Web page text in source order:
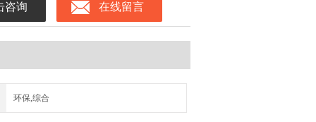
咨询 在线留言
环保,综合